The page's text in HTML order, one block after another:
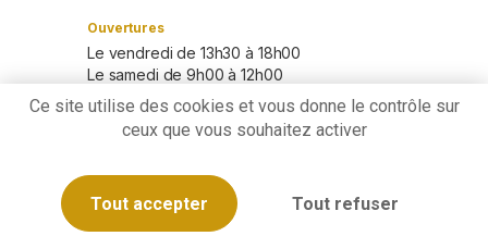
Ouvertures
Le vendredi de 13h30 à 18h00
Le samedi de 9h00 à 12h00
Les autres jours sur rendez-vous
Liens
Politique de confidentialité
Mentions légales
Ce site utilise des cookies et vous donne le contrôle sur
ceux que vous souhaitez activer
Tout accepter Tout refuser